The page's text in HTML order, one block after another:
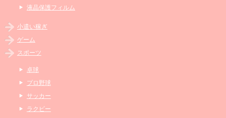
液晶保護フィルム
小遣い稼ぎ
ゲーム
スポーツ
卓球
プロ野球
サッカー
ラクビー